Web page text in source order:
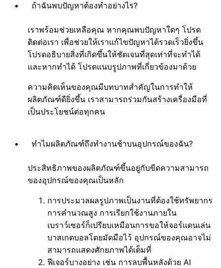
ตกแต่งภาพ
ใส่ฟิลเตอร์ เปลี่ยนสไตล์
ลบพื้นหลัง
ถ้าฉันพบปัญหาต้องทำอย่างไร?
เราพร้อมช่วยเหลือคุณ หากคุณพบปัญหาใดๆ โปรด
ติดต่อเรา เพื่อช่วยให้เราแก้ไขปัญหาได้รวดเร็วยิ่งขึ้น
โปรดอธิบายสิ่งที่เกิดขึ้นให้ชัดเจนที่สุดเท่าที่จะทำได้
และหากทำได้ โปรดแนบรูปภาพที่เกี่ยวข้องมาด้วย
ความคิดเห็นของคุณมีบทบาทสำคัญในการทำให้
ผลิตภัณฑ์ดียิ่งขึ้น เราสามารถร่วมกันสร้างเครื่องมือที่
เป็นประโยชน์ต่อทุกคน
ทำไมผลิตภัณฑ์ถึงทำงานช้าบนอุปกรณ์ของฉัน?
ประสิทธิภาพของผลิตภัณฑ์ขึ้นอยู่กับขีดความสามารถ
ของอุปกรณ์ของคุณเป็นหลัก
การประมวลผลรูปภาพเป็นงานที่ต้องใช้ทรัพยากร
การคำนวณสูง การเรียกใช้งานภายใน
เบราว์เซอร์ก็เปรียบเหมือนการขอให้จอร์แดนเล่น
บาสเกตบอลโดยมัดมือไว้ อุปกรณ์ของคุณอาจไม่
สามารถแสดงศักยภาพได้เต็มที่
ฟีเจอร์บางอย่าง เช่น การลบพื้นหลังด้วย AI